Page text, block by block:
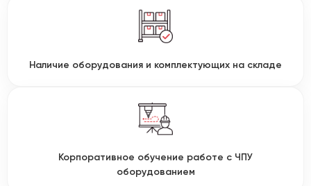
Наличие оборудования и комплектующих на складе
Корпоративное обучение работе с ЧПУ
оборудованием